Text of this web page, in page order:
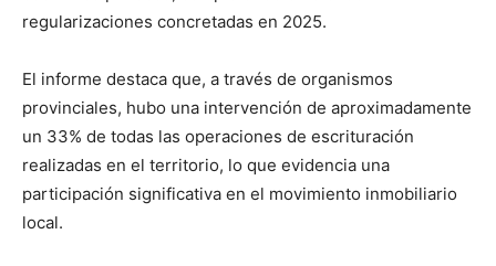
regularizaciones concretadas en 2025.
El informe destaca que, a través de organismos
provinciales, hubo una intervención de aproximadamente
un 33% de todas las operaciones de escrituración
realizadas en el territorio, lo que evidencia una
participación significativa en el movimiento inmobiliario
local.